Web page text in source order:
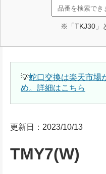
※「TKJ30」
💡蛇口交換は楽天市場
め。詳細はこちら
更新日：2023/10/13
TMY7(W)